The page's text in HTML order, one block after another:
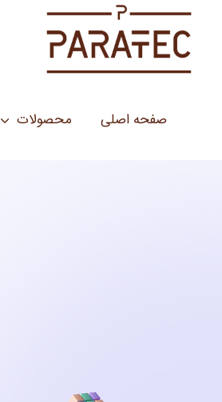
صفحه اصلی محصولات